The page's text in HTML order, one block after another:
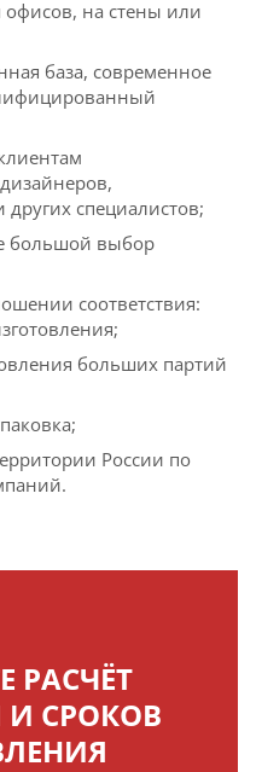
на стены или
база, современное
других специалистов;
большой выбор
соответствия:
больших партий
России по
РАСЧЁТ
СРОКОВ